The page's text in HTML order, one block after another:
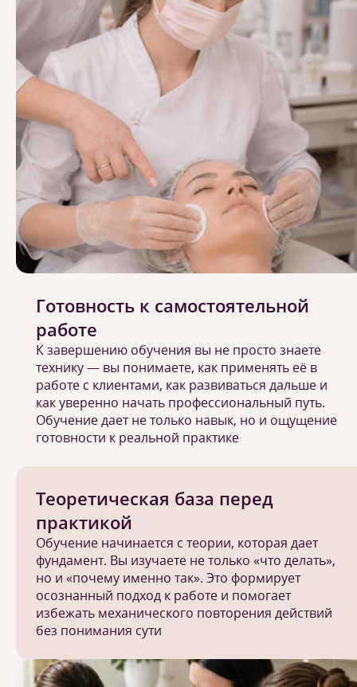
Теоретическая база перед
практикой
Обучение начинается с теории, которая дает
фундамент. Вы изучаете не только «что делать»,
но и «почему именно так». Это формирует
осознанный подход к работе и помогает
избежать механического повторения действий
без понимания сути
Готовность к самостоятельной
работе
К завершению обучения вы не просто знаете
технику — вы понимаете, как применять её в
работе с клиентами, как развиваться дальше и
как уверенно начать профессиональный путь.
Обучение дает не только навык, но и ощущение
готовности к реальной практике